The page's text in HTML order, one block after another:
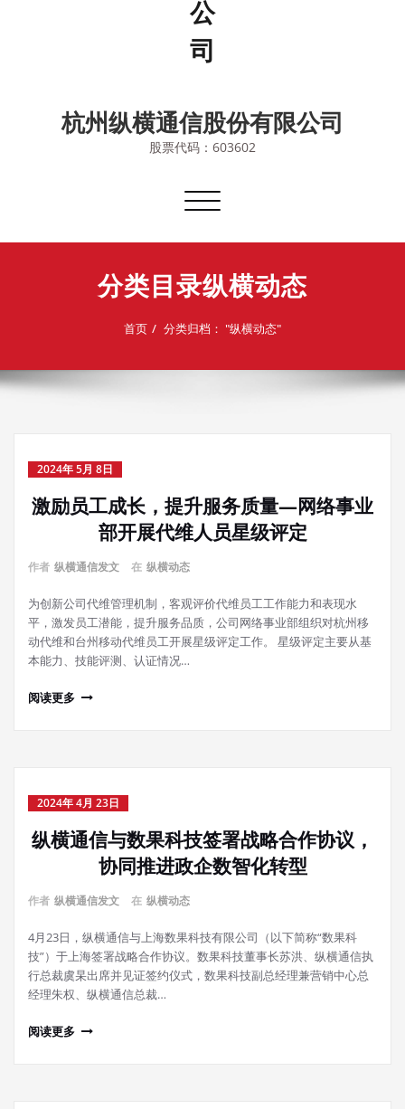
杭州纵横通信股份有限公司
股票代码：603602
切
导
分类目录纵横动态
首页 分类归档： "纵横动态"
2024年 5月 8日
激励员工成长，提升服务质量—网络事业
部开展代维人员星级评定
作者 纵横通信发文 在 纵横动态
为创新公司代维管理机制，客观评价代维员工工作能力和表现水
平，激发员工潜能，提升服务品质，公司网络事业部组织对杭州移
动代维和台州移动代维员工开展星级评定工作。 星级评定主要从基
本能力、技能评测、认证情况…
阅读更多
2024年 4月 23日
纵横通信与数果科技签署战略合作协议，
协同推进政企数智化转型
作者 纵横通信发文 在 纵横动态
4月23日，纵横通信与上海数果科技有限公司（以下简称“数果科
技”）于上海签署战略合作协议。数果科技董事长苏洪、纵横通信执
行总裁虞杲出席并见证签约仪式，数果科技副总经理兼营销中心总
经理朱权、纵横通信总裁…
阅读更多